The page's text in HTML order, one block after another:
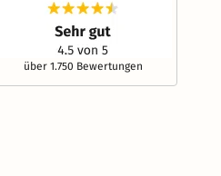
über 1.750 Bewertungen